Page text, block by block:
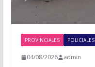
PROVINCIALES POLICIALES
04/08/2026 admin